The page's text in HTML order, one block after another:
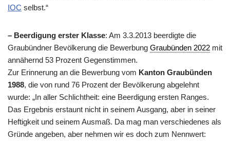
IOC selbst.“
– Beerdigung erster Klasse: Am 3.3.2013 beerdigte die
Graubündner Bevölkerung die Bewerbung Graubünden 2022 mit
annähernd 53 Prozent Gegenstimmen.
Zur Erinnerung an die Bewerbung vom Kanton Graubünden
1988, die von rund 76 Prozent der Bevölkerung abgelehnt
wurde: „In aller Schlichtheit: eine Beerdigung ersten Ranges.
Das Ergebnis erstaunt nicht in seinem Ausgang, aber in seiner
Heftigkeit und seinem Ausmaß. Da mag man verschiedenes als
Gründe angeben, aber nehmen wir es doch zum Nennwert: